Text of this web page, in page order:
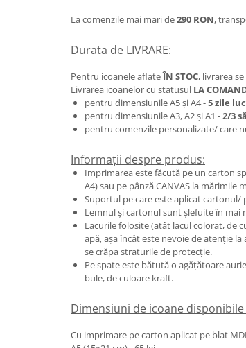
La comenzile mai mari de290 RON,
Durata de LIVRARE:
Pentru icoanele aflateÎN STOC, livrarea
Livrarea icoanelor cu statusul LA
pentru dimensiunile A5 și A4 -5 zile
pentru dimensiunile A3, A2 și A1 -2/3
pentru comenzile personalizate/ care
Informații despre produs:
Imprimarea este făcută pe un carton
A4) sau pe pânză CANVAS la mărimile
Suportul pe care este aplicat cartonul/
Lemnul și cartonul sunt șlefuite în mai
Lacurile folosite (atât lacul colorat, de
apă, așa încât este nevoie de atenție
se crăpa straturile de
Pe spate este bătută o agățătoare
bule, de culoare kraft.
Dimensiuni de icoane
Cu imprimare pe carton aplicat pe blat